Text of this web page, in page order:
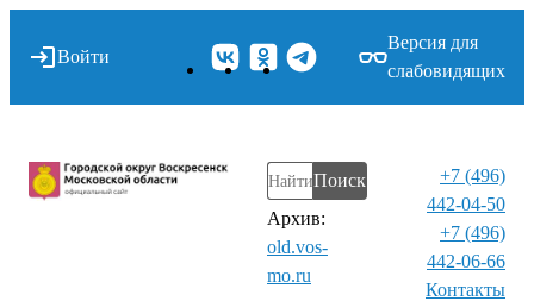
Войти
Версия для
слабовидящих
Поиск
Архив:
old.vos-
mo.ru
+7 (496)
442-04-50
+7 (496)
442-06-66
Контакты⁠